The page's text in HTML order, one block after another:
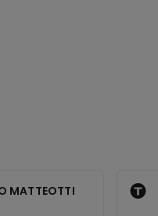
MATTEOTTI